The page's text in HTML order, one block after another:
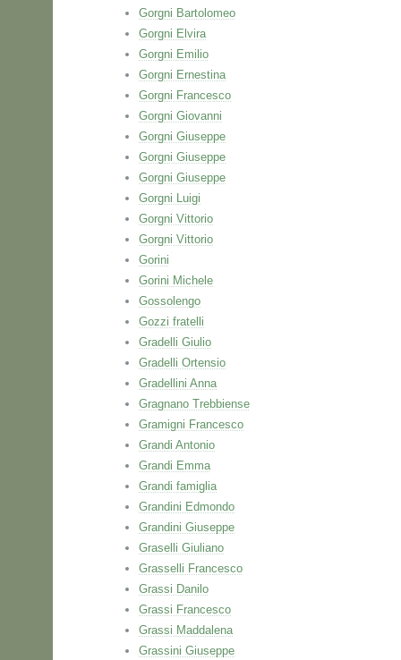
Gorgni Bartolomeo
Gorgni Elvira
Gorgni Emilio
Gorgni Ernestina
Gorgni Francesco
Gorgni Giovanni
Gorgni Giuseppe
Gorgni Giuseppe
Gorgni Giuseppe
Gorgni Luigi
Gorgni Vittorio
Gorgni Vittorio
Gorini
Gorini Michele
Gossolengo
Gozzi fratelli
Gradelli Giulio
Gradelli Ortensio
Gradellini Anna
Gragnano Trebbiense
Gramigni Francesco
Grandi Antonio
Grandi Emma
Grandi famiglia
Grandini Edmondo
Grandini Giuseppe
Graselli Giuliano
Grasselli Francesco
Grassi Danilo
Grassi Francesco
Grassi Maddalena
Grassini Giuseppe